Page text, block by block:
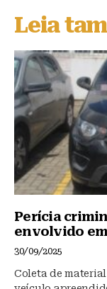
s
k
y
Leia
Perícia
envolvido
30/09/2025
Coleta de